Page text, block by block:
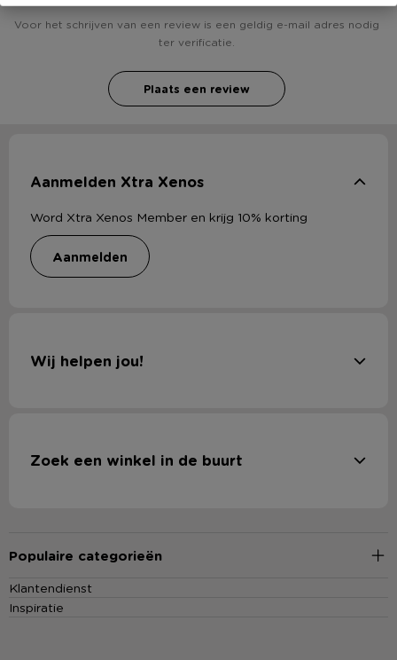
Voor het schrijven van een review is een geldig e-mail adres nodig
ter verificatie.
Plaats een review
Aanmelden Xtra Xenos
Word Xtra Xenos Member en krijg 10% korting
aanmelden
Wij helpen jou!
Zoek een winkel in de buurt
Populaire categorieën
Klantendienst
Inspiratie